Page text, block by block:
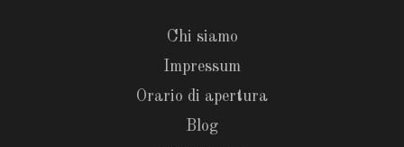
Chi siamo
Impressum
Orario di apertura
Blog